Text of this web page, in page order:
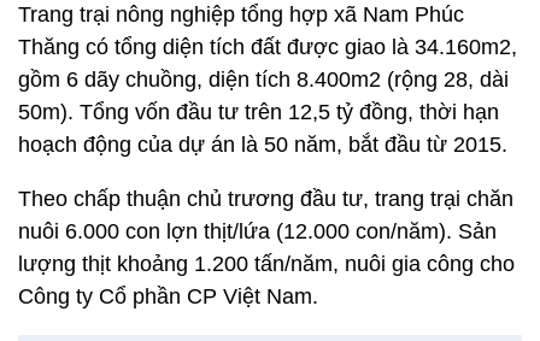
Trang trại nông nghiệp tổng hợp xã Nam Phúc
Thăng có tổng diện tích đất được giao là 34.160m2,
gồm 6 dãy chuồng, diện tích 8.400m2 (rộng 28, dài
50m). Tổng vốn đầu tư trên 12,5 tỷ đồng, thời hạn
hoạch động của dự án là 50 năm, bắt đầu từ 2015.
Theo chấp thuận chủ trương đầu tư, trang trại chăn
nuôi 6.000 con lợn thịt/lứa (12.000 con/năm). Sản
lượng thịt khoảng 1.200 tấn/năm, nuôi gia công cho
Công ty Cổ phần CP Việt Nam.